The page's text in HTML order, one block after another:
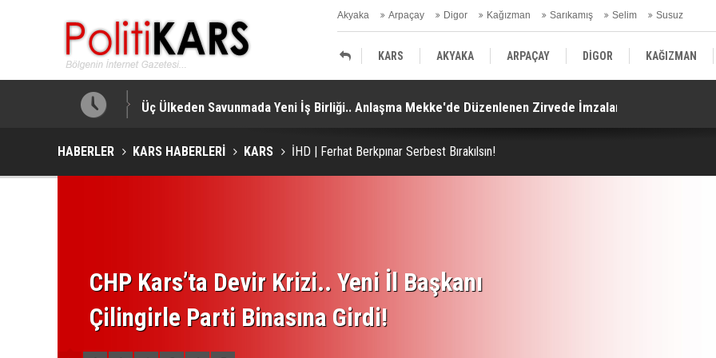
Akyaka Arpaçay Digor Kağızman Sarıkamış Selim Susuz
Kars Gündem
KARS AKYAKA ARPAÇAY DİGOR KAĞIZMAN
SELİM SUSUZ KARS GÜNDEM
Üç Ülkeden Savunmada Yeni İş Birliği.. Anlaşma Mekke'de Düzenlenen Zirvede İmzalandı!
HABERLER KARS HABERLERİ KARS İHD | Ferhat Berkpınar Serbest Bırakılsın!
CHP Kars’ta Devir Krizi.. Yeni İl Başkanı
Çilingirle Parti Binasına Girdi!